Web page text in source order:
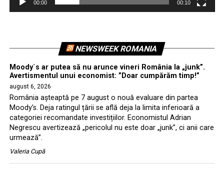
00:00 00:10
NEWSWEEK ROMANIA
Moody`s ar putea să nu arunce vineri România la „junk”.
Avertismentul unui economist: ”Doar cumpărăm timp!”
august 6, 2026
România așteaptă pe 7 august o nouă evaluare din partea
Moody’s. Deja ratingul țării se află deja la limita inferioară a
categoriei recomandate investițiilor. Economistul Adrian
Negrescu avertizează „pericolul nu este doar „junk”, ci anii care
urmează”.
Valeria Cupă